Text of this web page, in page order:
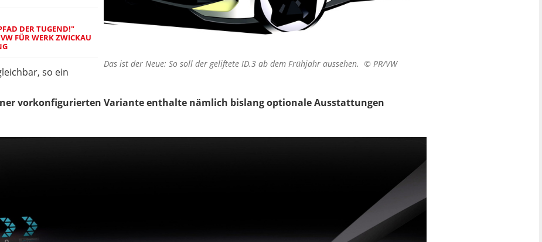
Das ist der Neue: So soll der geliftete ID.3 ab dem Frühjahr aussehen. © PR/VW
DER TUGEND!"
FÜR WERK ZWICKAU
so ein
vorkonfigurierten Variante enthalte nämlich bislang optionale Ausstattungen